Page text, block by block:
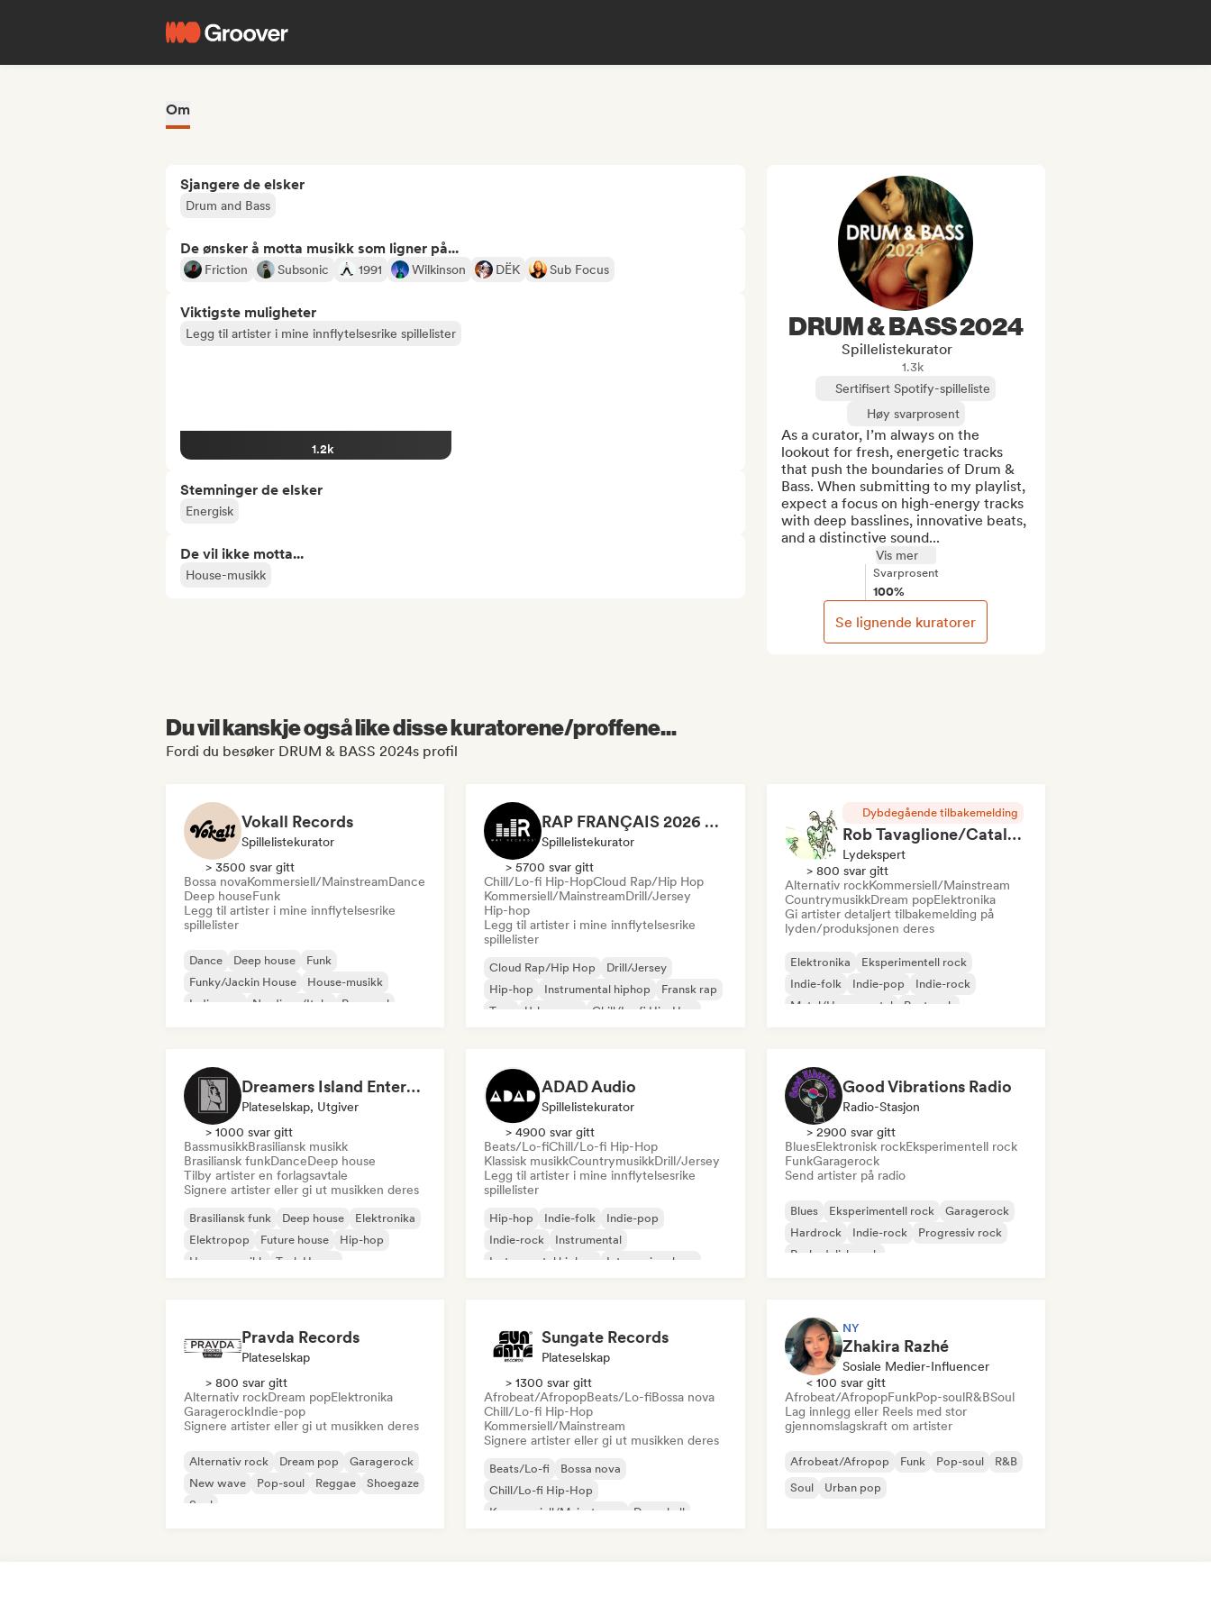
Om
Sjangere de elsker
Drum and Bass
De ønsker å motta musikk som ligner på...
Friction Subsonic 1991 Wilkinson DËK Sub Focus
Viktigste muligheter
Legg til artister i mine innflytelsesrike spillelister
1.2k
Stemninger de elsker
Energisk
De vil ikke motta...
House-musikk
DRUM & BASS 2024
Spillelistekurator
1.3k
Sertifisert Spotify-spilleliste
Høy svarprosent
As a curator, I’m always on the
lookout for fresh, energetic tracks
that push the boundaries of Drum &
Bass. When submitting to my playlist,
expect a focus on high-energy tracks
with deep basslines, innovative beats,
and a distinctive sound...
Vis mer
Svarprosent
100%
Se lignende kuratorer
Du vil kanskje også like disse kuratorene/proffene...
Fordi du besøker DRUM & BASS 2024s profil
Vokall Records
Spillelistekurator
> 3500 svar gitt
Bossa novaKommersiell/MainstreamDance
Deep houseFunk
Legg til artister i mine innflytelsesrike
spillelister
Dance Deep house
Funk
Funky/Jackin House
House-musikk
Indie-pop
Nu-disco/Italo Pop-soul
RAP FRANÇAIS 2026 🔥🇫🇷 (Way Records)
Spillelistekurator
> 5700 svar gitt
Chill/Lo-fi Hip-HopCloud Rap/Hip Hop
Kommersiell/MainstreamDrill/Jersey
Hip-hop
Legg til artister i mine innflytelsesrike
spillelister
Cloud Rap/Hip Hop
Drill/Jersey
Hip-hop
Instrumental hiphop
Fransk rap
Trap
Urban pop Chill/Lo-fi Hip-Hop
Dybdegående tilbakemelding
Rob Tavaglione/Catalyst Recording
Lydekspert
> 800 svar gitt
Alternativ rockKommersiell/Mainstream
CountrymusikkDream popElektronika
Gi artister detaljert tilbakemelding på
lyden/produksjonen deres
Elektronika
Eksperimentell rock
Indie-folk
Indie-pop
Indie-rock
Metal/Heavy metal
Postpunk
Dreamers Island Entertainment
Plateselskap, Utgiver
> 1000 svar gitt
BassmusikkBrasiliansk musikk
Brasiliansk funkDanceDeep house
Tilby artister en forlagsavtale
Signere artister eller gi ut musikken deres
Brasiliansk funk Deep house
Elektronika
Elektropop
Future house
Hip-hop
House-musikk
Tech House
ADAD Audio
Spillelistekurator
> 4900 svar gitt
Beats/Lo-fiChill/Lo-fi Hip-Hop
Klassisk musikkCountrymusikkDrill/Jersey
Legg til artister i mine innflytelsesrike
spillelister
Hip-hop Indie-folk
Indie-pop
Indie-rock
Instrumental
Instrumental hiphop
Internasjonal rap
Good Vibrations Radio
Radio-Stasjon
> 2900 svar gitt
BluesElektronisk rockEksperimentell rock
FunkGaragerock
Send artister på radio
Blues Eksperimentell rock
Garagerock
Hardrock
Indie-rock
Progressiv rock
Psykedelisk rock
Pravda Records
Plateselskap
> 800 svar gitt
Alternativ rockDream popElektronika
GaragerockIndie-pop
Signere artister eller gi ut musikken deres
Alternativ rock Dream pop
Garagerock
New wave
Pop-soul Reggae
Shoegaze
Soul
Sungate Records
Plateselskap
> 1300 svar gitt
Afrobeat/AfropopBeats/Lo-fiBossa nova
Chill/Lo-fi Hip-Hop
Kommersiell/Mainstream
Signere artister eller gi ut musikken deres
Beats/Lo-fi
Bossa nova
Chill/Lo-fi Hip-Hop
Kommersiell/Mainstream
Dancehall
NY
Zhakira Razhé
Sosiale Medier-Influencer
< 100 svar gitt
Afrobeat/AfropopFunkPop-soulR&BSoul
Lag innlegg eller Reels med stor
gjennomslagskraft om artister
Afrobeat/Afropop Funk Pop-soul
R&B
Soul
Urban pop